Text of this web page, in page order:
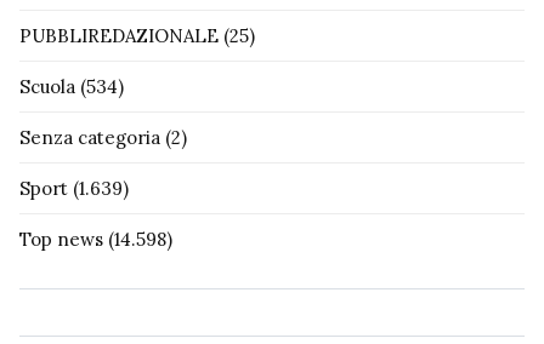
PUBBLIREDAZIONALE (25)
Scuola (534)
Senza categoria (2)
Sport (1.639)
Top news (14.598)